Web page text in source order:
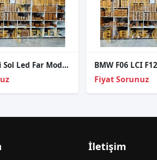
BMW F32 Lci Sol Led Far Modülü – 63117493231
Fiyat Sorunuz
İletişim